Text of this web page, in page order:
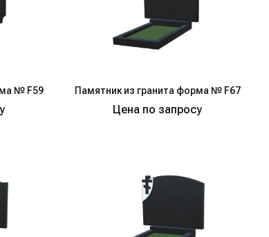
№ F59 Памятник из гранита форма № F67
Цена по запросу